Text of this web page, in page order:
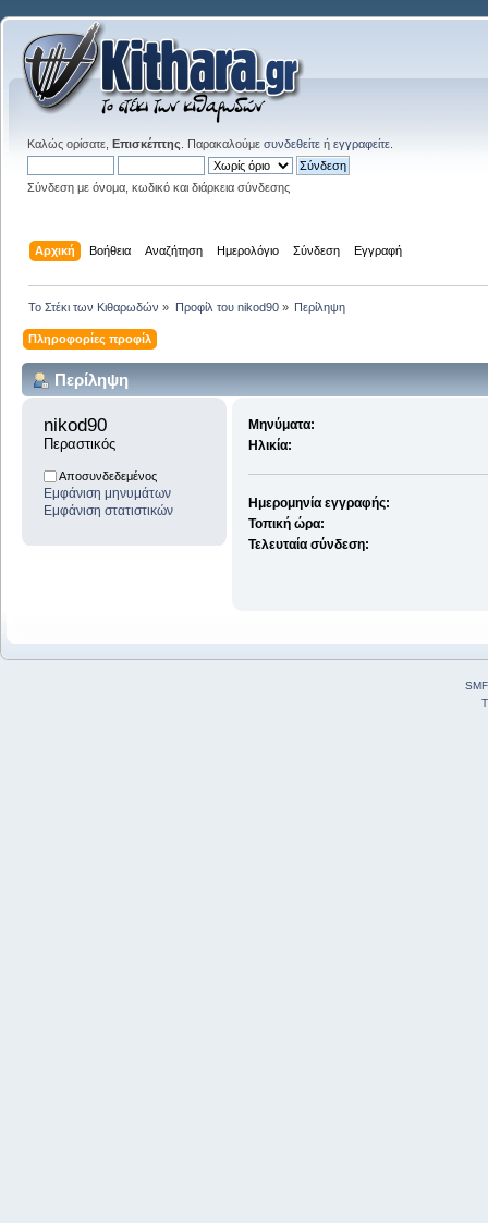
Καλώς ορίσατε, Επισκέπτης . Παρακαλούμε συνδεθείτε ή εγγραφείτε
Σύνδεση με όνομα, κωδικό και διάρκεια σύνδεσης
Αρχική Βοήθεια Αναζήτηση Ημερολόγιο Σύνδεση Εγγραφή
Το Στέκι των Κιθαρωδών » Προφίλ του nikod90» Περίληψη
Πληροφορίες προφίλ
Περίληψη
nikod90
Περαστικός
Αποσυνδεδεμένος
Εμφάνιση μηνυμάτων
Εμφάνιση στατιστικών
Μηνύματα:
Ηλικία:
Ημερομηνία εγγραφής:
Τοπική ώρα:
Τελευταία σύνδεση: